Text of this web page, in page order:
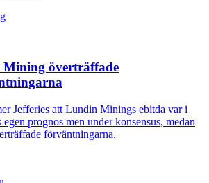
Mining överträffade
Jefferies att Lundin Minings ebitda var i
prognos men under konsensus, medan
förväntningarna.